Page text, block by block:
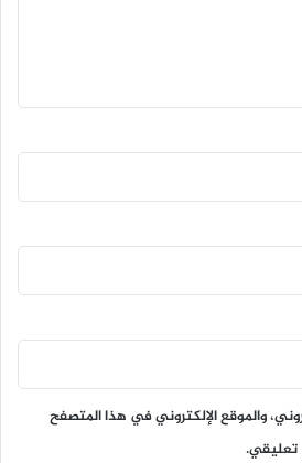
والموقع الإلكتروني في هذا المتصفح
تعليقي.